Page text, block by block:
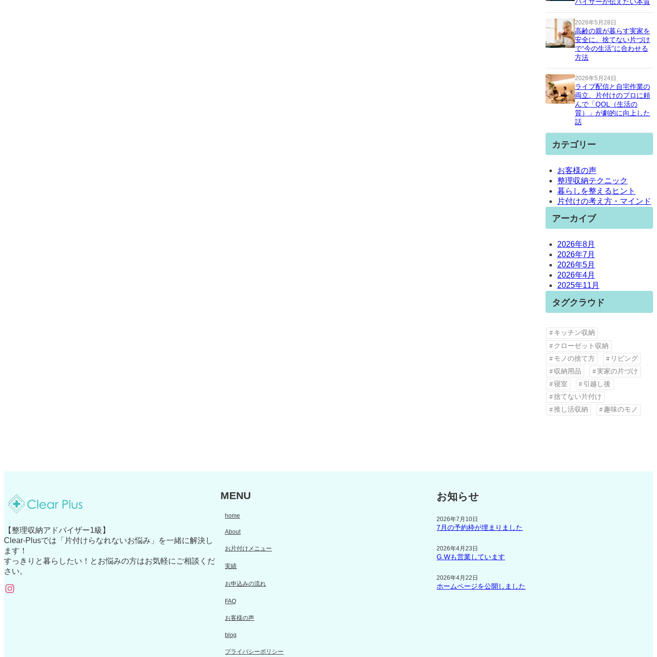
2026年5月28日
高齢の親が暮らす実家を
安全に。捨てない片づけ
で“今の生活”に合わせる
方法
2026年5月24日
ライブ配信と自宅作業の
両立。片付けのプロに頼
んで「QOL（生活の
質）」が劇的に向上した
話
カテゴリー
お客様の声
整理収納テクニック
暮らしを整えるヒント
片付けの考え方・マインド
アーカイブ
2026年8月
2026年7月
2026年5月
2026年4月
2025年11月
タグクラウド
キッチン収納
クローゼット収納
モノの捨て方
リビング
収納用品
実家の片づけ
寝室
引越し後
捨てない片付け
推し活収納
趣味のモノ
【整理収納アドバイザー1級】
Clear-Plusでは「片付けらなれないお悩み」を一緒に解決し
ます！
すっきりと暮らしたい！とお悩みの方はお気軽にご相談くだ
さい。
Instagram
MENU
home
About
お片付けメニュー
実績
お申込みの流れ
FAQ
お客様の声
blog
プライバシーポリシー
お知らせ
2026年7月10日
7月の予約枠が埋まりました
2026年4月23日
G.Wも営業しています
2026年4月22日
ホームページを公開しました